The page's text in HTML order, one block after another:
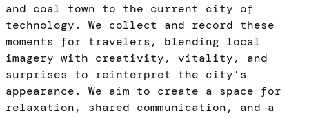
and coal town to the current city of
technology. We collect and record these
moments for travelers, blending local
imagery with creativity, vitality, and
surprises to reinterpret the city’s
appearance. We aim to create a space for
relaxation, shared communication, and a